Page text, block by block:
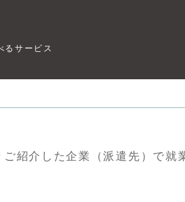
るサービス
紹介した企業（派遣先）で就